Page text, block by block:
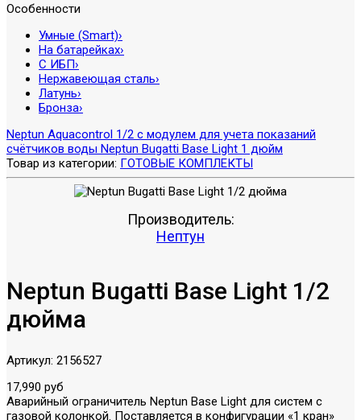
Особенности
Умные (Smart)›
На батарейках›
С ИБП›
Нержавеющая сталь›
Латунь›
Бронза›
Neptun Aquacontrol 1/2 с модулем для учета показаний
счётчиков воды Neptun Bugatti Base Light 1 дюйм
Товар из категории: ГОТОВЫЕ КОМПЛЕКТЫ
Производитель:
Нептун
Neptun Bugatti Base Light 1/2
дюйма
Артикул: 2156527
17,990 руб
Аварийный ограничитель Neptun Base Light для систем с
газовой колонкой. Поставляется в конфигурации «1 кран»